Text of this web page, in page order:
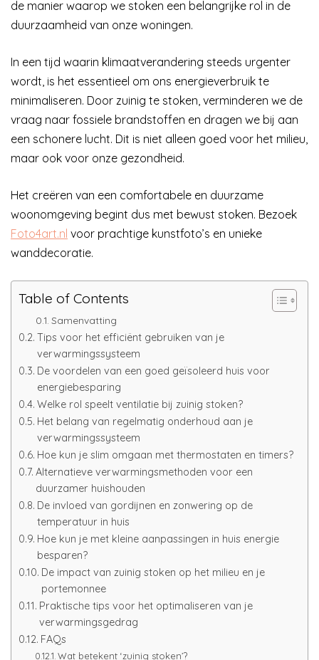
de manier waarop we stoken een belangrijke rol in de
duurzaamheid van onze woningen.
In een tijd waarin klimaatverandering steeds urgenter
wordt, is het essentieel om ons energieverbruik te
minimaliseren. Door zuinig te stoken, verminderen we de
vraag naar fossiele brandstoffen en dragen we bij aan
een schonere lucht. Dit is niet alleen goed voor het milieu,
maar ook voor onze gezondheid.
Het creëren van een comfortabele en duurzame
woonomgeving begint dus met bewust stoken. Bezoek
Foto4art.nl voor prachtige kunstfoto’s en unieke
wanddecoratie.
Table of Contents
Samenvatting
Tips voor het efficiënt gebruiken van je
verwarmingssysteem
De voordelen van een goed geïsoleerd huis voor
energiebesparing
Welke rol speelt ventilatie bij zuinig stoken?
Het belang van regelmatig onderhoud aan je
verwarmingssysteem
Hoe kun je slim omgaan met thermostaten en timers?
Alternatieve verwarmingsmethoden voor een
duurzamer huishouden
De invloed van gordijnen en zonwering op de
temperatuur in huis
Hoe kun je met kleine aanpassingen in huis energie
besparen?
De impact van zuinig stoken op het milieu en je
portemonnee
Praktische tips voor het optimaliseren van je
verwarmingsgedrag
FAQs
Wat betekent ‘zuinig stoken’?